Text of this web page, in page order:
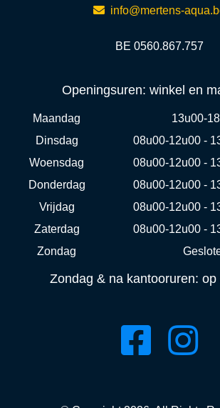
info@mertens-
BE 0560.867.757
Openingsuren: winkel en
Maandag
13u00-
Dinsdag
08u00-12u00 -
Woensdag
08u00-12u00 -
Donderdag
08u00-12u00 -
Vrijdag
08u00-12u00 -
Zaterdag
08u00-12u00 -
Zondag
Zondag & na kantooruren: op